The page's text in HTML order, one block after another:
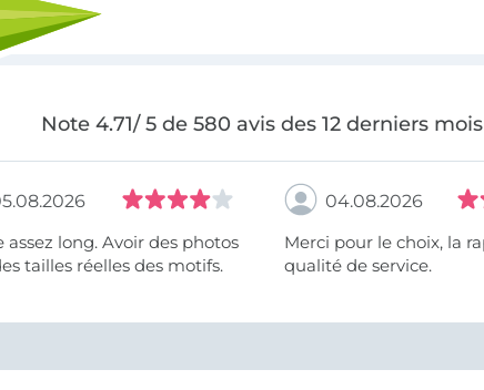
Note 4.71/ 5 de 580 avis des 12 derniers mois
assez long. Avoir des photos
tailles réelles des motifs.
04.08.2026
Merci pour le choix, la rapidité, la
qualité de service.